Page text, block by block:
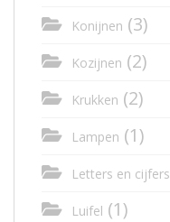
Konijnen (3)
Kozijnen (2)
Krukken (2)
Lampen (1)
Letters en cijfers
Luifel (1)